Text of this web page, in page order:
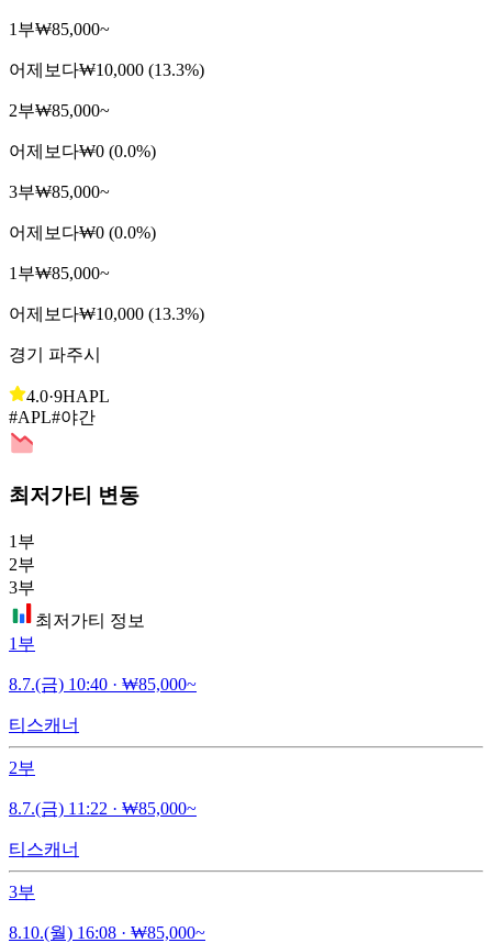
1부₩85,000~
어제보다₩10,000 (13.3%)
2부₩85,000~
어제보다₩0 (0.0%)
3부₩85,000~
어제보다₩0 (0.0%)
1부₩85,000~
어제보다₩10,000 (13.3%)
경기 파주시
4.0·9HAPL
#APL#야간
최저가티 변동
1부
2부
3부
최저가티 정보
1부
8.7.(금) 10:40 · ₩85,000~
티스캐너
2부
8.7.(금) 11:22 · ₩85,000~
티스캐너
3부
8.10.(월) 16:08 · ₩85,000~